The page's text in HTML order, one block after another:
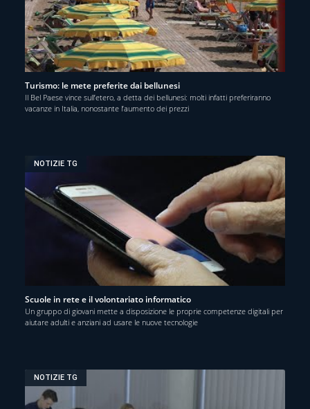
Turismo: le mete preferite dai bellunesi
Il Bel Paese vince sull’etero, a detta dei bellunesi: molti infatti preferiranno
vacanze in Italia, nonostante l’aumento dei prezzi
NOTIZIE TG
Scuole in rete e il volontariato informatico
Un gruppo di giovani mette a disposizione le proprie competenze digitali per
aiutare adulti e anziani ad usare le nuove tecnologie
NOTIZIE TG